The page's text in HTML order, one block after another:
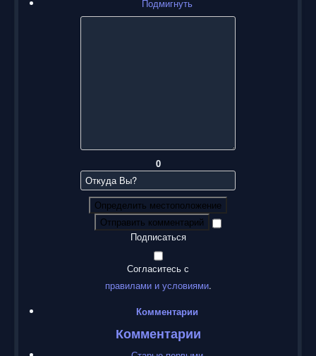
Подмигнуть
0
Определить местоположение
Отправить комментарий
Подписаться
Согласитесь с
правилами и условиями.
Комментарии
Комментарии